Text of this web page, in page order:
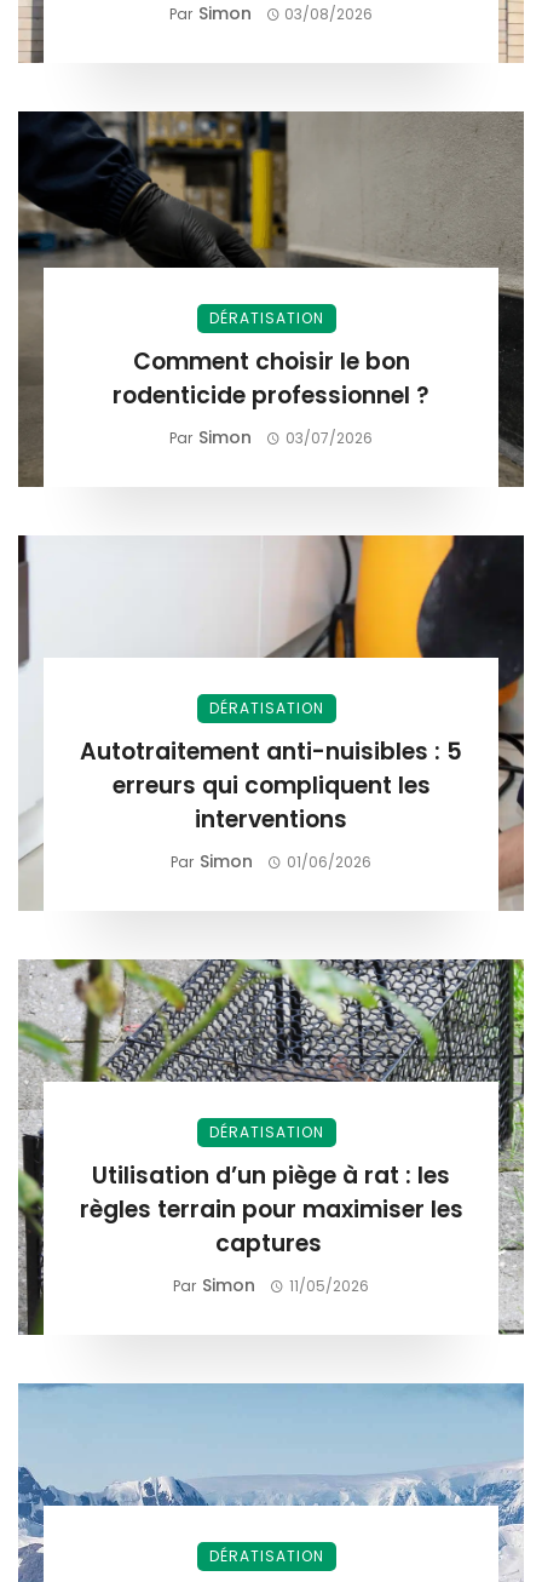
Par Simon 03/08/2026
DÉRATISATION
Comment choisir le bon
rodenticide professionnel ?
Par Simon 03/07/2026
DÉRATISATION
Autotraitement anti-nuisibles : 5
erreurs qui compliquent les
interventions
Par Simon 01/06/2026
DÉRATISATION
Utilisation d’un piège à rat : les
règles terrain pour maximiser les
captures
Par Simon 11/05/2026
DÉRATISATION